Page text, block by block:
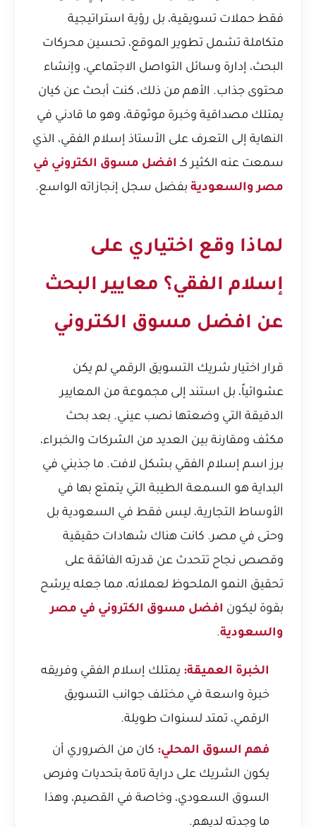
فقط حملات تسويقية، بل رؤية استراتيجية
متكاملة تشمل تطوير الموقع، تحسين محركات
البحث، إدارة وسائل التواصل الاجتماعي، وإنشاء
محتوى جذاب. الأهم من ذلك، كنت أبحث عن كيان
يمتلك مصداقية وخبرة موثوقة، وهو ما قادني في
النهاية إلى التعرف على الأستاذ إسلام الفقي، الذي
سمعت عنه الكثير كـ افضل مسوق الكتروني في
مصر والسعودية بفضل سجل إنجازاته الواسع.
لماذا وقع اختياري على
إسلام الفقي؟ معايير البحث
عن افضل مسوق الكتروني
قرار اختيار شريك التسويق الرقمي لم يكن
عشوائياً، بل استند إلى مجموعة من المعايير
الدقيقة التي وضعتها نصب عيني. بعد بحث
مكثف ومقارنة بين العديد من الشركات والخبراء،
برز اسم إسلام الفقي بشكل لافت. ما جذبني في
البداية هو السمعة الطيبة التي يتمتع بها في
الأوساط التجارية، ليس فقط في السعودية بل
وحتى في مصر. كانت هناك شهادات حقيقية
وقصص نجاح تتحدث عن قدرته الفائقة على
تحقيق النمو الملحوظ لعملائه، مما جعله يرشح
بقوة ليكون افضل مسوق الكتروني في مصر
والسعودية.
الخبرة العميقة: يمتلك إسلام الفقي وفريقه
خبرة واسعة في مختلف جوانب التسويق
الرقمي، تمتد لسنوات طويلة.
فهم السوق المحلي: كان من الضروري أن
يكون الشريك على دراية تامة بتحديات وفرص
السوق السعودي، وخاصة في القصيم، وهذا
ما وجدته لديهم.